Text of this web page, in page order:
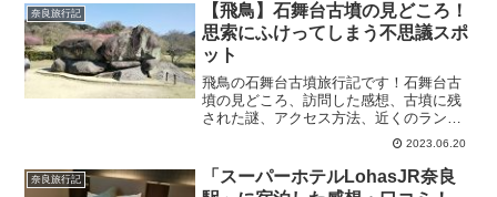
奈良旅行記
【飛鳥】石舞台古墳の見どころ！
思索にふけってしまう不思議スポ
ット
飛鳥の石舞台古墳旅行記です！石舞台古
墳の見どころ、訪問した感想、古墳に残
された謎、アクセス方法、近くのランチ
2023.06.20
奈良旅行記
「スーパーホテルLohasJR奈良